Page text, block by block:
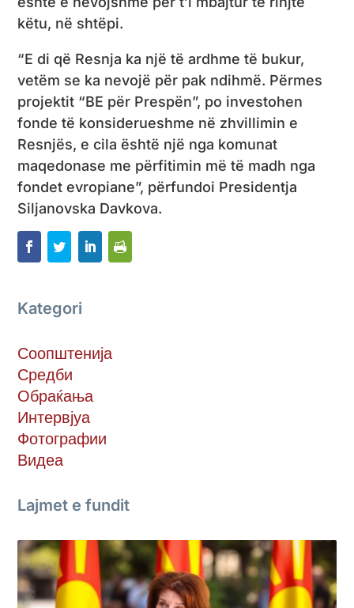
këtu, në shtëpi.
“E di që Resnja ka një të ardhme të bukur,
vetëm se ka nevojë për pak ndihmë. Përmes
projektit “BE për Prespën”, po investohen
fonde të konsiderueshme në zhvillimin e
Resnjës, e cila është një nga komunat
maqedonase me përfitimin më të madh nga
fondet evropiane”, përfundoi Presidentja
Siljanovska Davkova.
Kategori
Соопштенија
Средби
Обраќања
Интервјуа
Фотографии
Видеа
Lajmet e fundit